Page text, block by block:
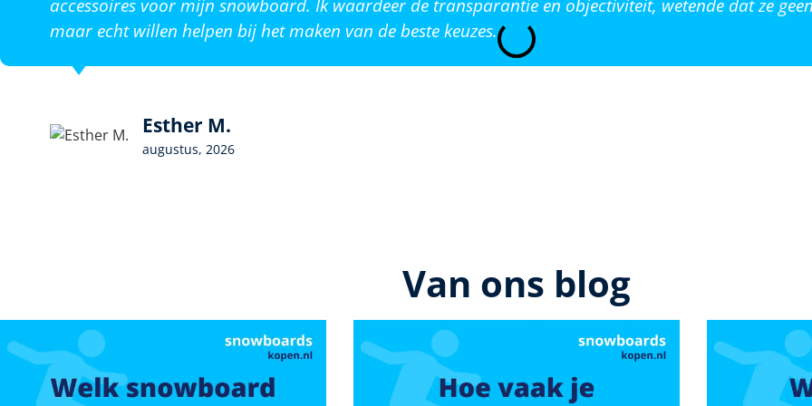
accessoires voor mijn snowboard. Ik waardeer de transparantie en objectiviteit, wetende dat ze
maar echt willen helpen bij het maken van de beste keuzes.
Esther M.
augustus, 2026
Van ons blog